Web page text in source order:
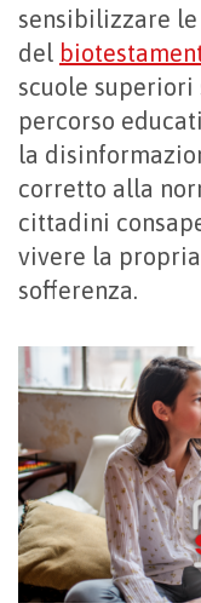
sensibilizzare
del
scuole
percorso
la
corretto alla
cittadini
vivere la
sofferenza.